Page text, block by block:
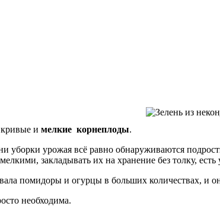
и мелкие корнеплоды.
уборки урожая всё равно обнаруживаются
закладывать их на хранение без толку, есть
помидоры и огурцы в больших количествах, и
необходима.